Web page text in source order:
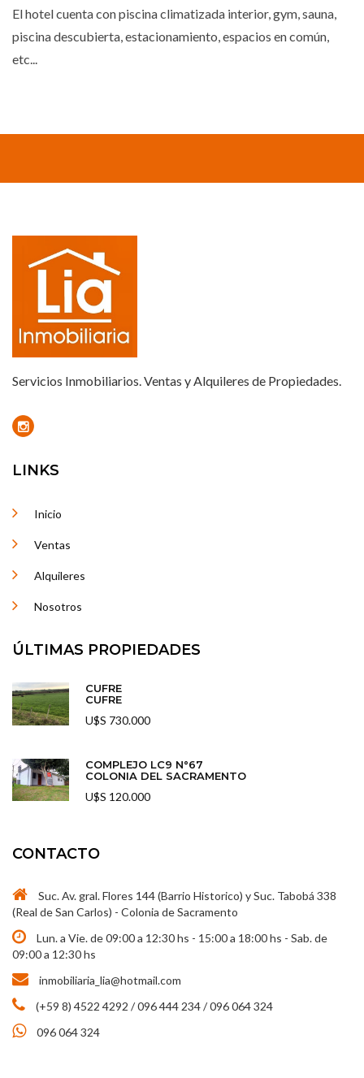
El hotel cuenta con piscina climatizada interior, gym, sauna,
piscina descubierta, estacionamiento, espacios en común,
etc...
Servicios Inmobiliarios. Ventas y Alquileres de Propiedades.
LINKS
Inicio
Ventas
Alquileres
Nosotros
ÚLTIMAS PROPIEDADES
CUFRE
CUFRE
U$S 730.000
COMPLEJO LC9 N°67
COLONIA DEL SACRAMENTO
U$S 120.000
CONTACTO
Suc. Av. gral. Flores 144 (Barrio Historico) y Suc. Tabobá 338
(Real de San Carlos) - Colonia de Sacramento
Lun. a Vie. de 09:00 a 12:30 hs - 15:00 a 18:00 hs - Sab. de
09:00 a 12:30 hs
inmobiliaria_lia@hotmail.com
(+59 8) 4522 4292 / 096 444 234 / 096 064 324
096 064 324